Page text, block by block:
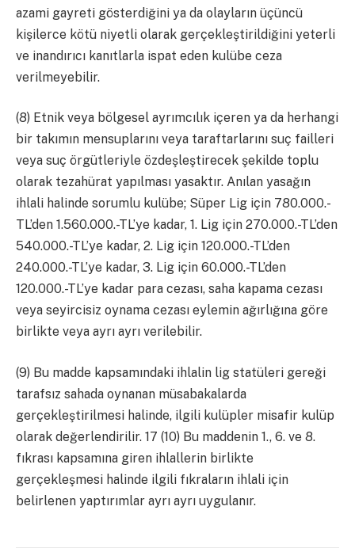
azami gayreti gösterdiğini ya da olayların üçüncü
kişilerce kötü niyetli olarak gerçekleştirildiğini yeterli
ve inandırıcı kanıtlarla ispat eden kulübe ceza
verilmeyebilir.
(8) Etnik veya bölgesel ayrımcılık içeren ya da herhangi
bir takımın mensuplarını veya taraftarlarını suç failleri
veya suç örgütleriyle özdeşleştirecek şekilde toplu
olarak tezahürat yapılması yasaktır. Anılan yasağın
ihlali halinde sorumlu kulübe; Süper Lig için 780.000.-
TL’den 1.560.000.-TL’ye kadar, 1. Lig için 270.000.-TL’den
540.000.-TL’ye kadar, 2. Lig için 120.000.-TL’den
240.000.-TL’ye kadar, 3. Lig için 60.000.-TL’den
120.000.-TL’ye kadar para cezası, saha kapama cezası
veya seyircisiz oynama cezası eylemin ağırlığına göre
birlikte veya ayrı ayrı verilebilir.
(9) Bu madde kapsamındaki ihlalin lig statüleri gereği
tarafsız sahada oynanan müsabakalarda
gerçekleştirilmesi halinde, ilgili kulüpler misafir kulüp
olarak değerlendirilir. 17 (10) Bu maddenin 1., 6. ve 8.
fıkrası kapsamına giren ihlallerin birlikte
gerçekleşmesi halinde ilgili fıkraların ihlali için
belirlenen yaptırımlar ayrı ayrı uygulanır.